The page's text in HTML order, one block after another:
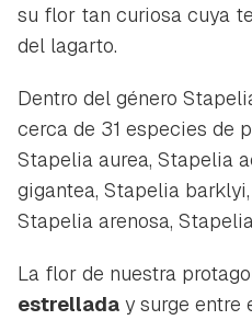
su flor tan curiosa cuya
del lagarto.
Dentro del género
cerca de 31 especies de
Stapelia aurea, Stapelia
gigantea, Stapelia barklyi,
Stapelia arenosa,
La flor de nuestra
estrellada y surge entre